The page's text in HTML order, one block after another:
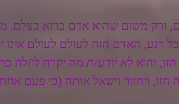
ורק משום שהוא אדם ברוא בצלם,
רגע, האדם הזה לעולם לעולם אינו
והוא לא יודע/ת מה יקרה לו/לה
ויחזור וישאל אותה (כי פעם